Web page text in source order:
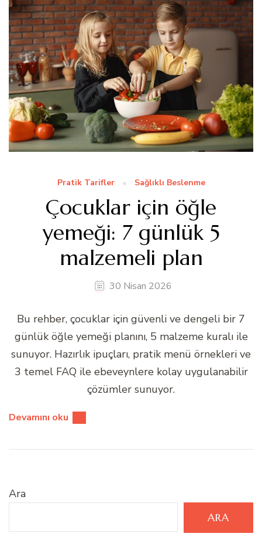
Pratik Tarifler Sağlıklı Beslenme
Çocuklar için öğle
yemeği: 7 günlük 5
malzemeli plan
30 Nisan 2026
Bu rehber, çocuklar için güvenli ve dengeli bir 7
günlük öğle yemeği planını, 5 malzeme kuralı ile
sunuyor. Hazırlık ipuçları, pratik menü örnekleri ve
3 temel FAQ ile ebeveynlere kolay uygulanabilir
çözümler sunuyor.
Devamını oku
Ara
ARA